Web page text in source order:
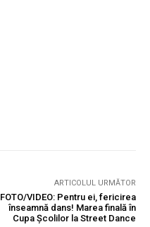
ARTICOLUL URMĂTOR
FOTO/VIDEO: Pentru ei, fericirea
înseamnă dans! Marea finală în
Cupa Școlilor la Street Dance